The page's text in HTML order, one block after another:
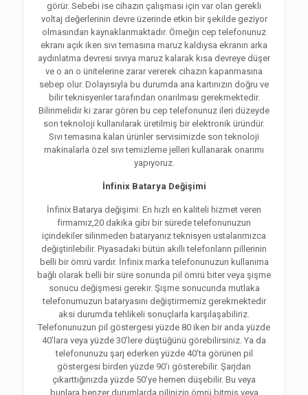
görür. Sebebi ise cihazın çalışması için var olan gerekli
voltaj değerlerinin devre üzerinde etkin bir şekilde geziyor
olmasından kaynaklanmaktadır. Örneğin cep telefonunuz
ekranı açık iken sıvı temasına maruz kaldıysa ekranın arka
aydınlatma devresi sıvıya maruz kalarak kısa devreye düşer
ve o an o ünitelerine zarar vererek cihazın kapanmasına
sebep olur. Dolayısıyla bu durumda ana kartınızın doğru ve
bilir teknisyenler tarafından onarılması gerekmektedir.
Bilinmelidir ki zarar gören bu cep telefonunuz ileri düzeyde
son teknoloji kullanılarak üretilmiş bir elektronik üründür.
Sıvı temasına kalan ürünler servisimizde son teknoloji
makinalarla özel sıvı temizleme jelleri kullanarak onarımı
yapıyoruz.
İnfinix Batarya Değişimi
İnfinix Batarya değişimi: En hızlı en kaliteli hizmet veren
firmamız,20 dakika gibi bir sürede telefonunuzun
içindekiler silinmeden bataryanız teknisyen ustalarımızca
değiştirilebilir. Piyasadaki bütün akıllı telefonların pillerinin
belli bir ömrü vardır. İnfinix marka telefonunuzun kullanıma
bağlı olarak belli bir süre sonunda pil ömrü biter veya şişme
sonucu değişmesi gerekir. Şişme sonucunda mutlaka
telefonumuzun bataryasını değiştirmemiz gerekmektedir
aksi durumda tehlikeli sonuçlarla karşılaşabiliriz.
Telefonunuzun pil göstergesi yüzde 80 iken bir anda yüzde
40’lara veya yüzde 30’lere düştüğünü görebilirsiniz. Ya da
telefonunuzu şarj ederken yüzde 40’ta görünen pil
göstergesi birden yüzde 90’ı gösterebilir. Şarjdan
çıkarttığınızda yüzde 50’ye hemen düşebilir. Bu veya
bunlara benzer durumlarda pilinizin ömrü bitmiş veya